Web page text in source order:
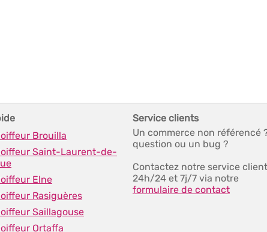
Brouilla
Saint-Laurent-de-
Elne
Rasiguères
Saillagouse
Ortaffa
Service clients
Un commerce non référencé
question ou un bug ?
Contactez notre service client
24h/24 et 7j/7 via notre
formulaire de contact